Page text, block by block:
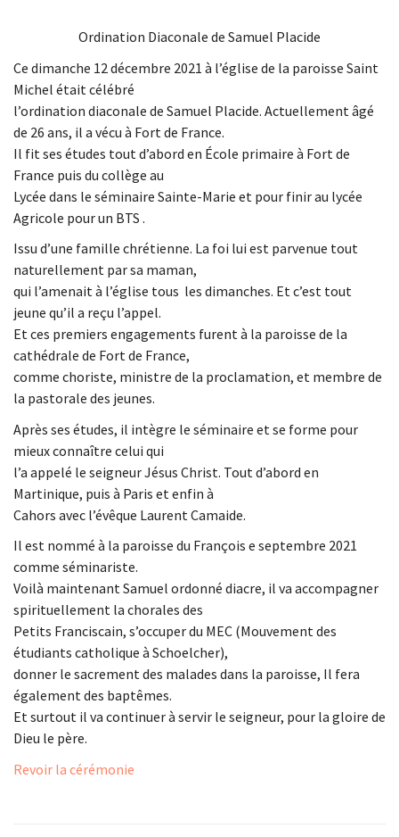
Ordination Diaconale de Samuel Placide
Ce dimanche 12 décembre 2021 à l’église de la paroisse Saint
Michel était célébré
l’ordination diaconale de Samuel Placide. Actuellement âgé
de 26 ans, il a vécu à Fort de France.
Il fit ses études tout d’abord en École primaire à Fort de
France puis du collège au
Lycée dans le séminaire Sainte-Marie et pour finir au lycée
Agricole pour un BTS .
Issu d’une famille chrétienne. La foi lui est parvenue tout
naturellement par sa maman,
qui l’amenait à l’église tous les dimanches. Et c’est tout
jeune qu’il a reçu l’appel.
Et ces premiers engagements furent à la paroisse de la
cathédrale de Fort de France,
comme choriste, ministre de la proclamation, et membre de
la pastorale des jeunes.
Après ses études, il intègre le séminaire et se forme pour
mieux connaître celui qui
l’a appelé le seigneur Jésus Christ. Tout d’abord en
Martinique, puis à Paris et enfin à
Cahors avec l’évêque Laurent Camaide.
Il est nommé à la paroisse du François e septembre 2021
comme séminariste.
Voilà maintenant Samuel ordonné diacre, il va accompagner
spirituellement la chorales des
Petits Franciscain, s’occuper du MEC (Mouvement des
étudiants catholique à Schoelcher),
donner le sacrement des malades dans la paroisse, Il fera
également des baptêmes.
Et surtout il va continuer à servir le seigneur, pour la gloire de
Dieu le père.
Revoir la cérémonie